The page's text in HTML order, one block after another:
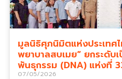
มูลนิธิศุภนิมิตแห่งประเทศ
พยาบาลสบเมย” ยกระดับ
พันธุกรรม (DNA) แห่งที่
07/05/2026